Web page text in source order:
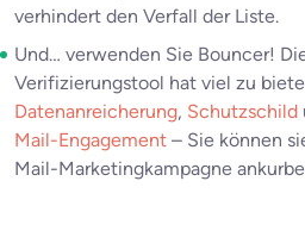
verhindert den Verfall der Liste.
Und… verwenden Sie Bouncer!
Verifizierungstool hat viel zu
Datenanreicherung, Schutzschild
Mail-Engagement – Sie können
Mail-Marketingkampagne